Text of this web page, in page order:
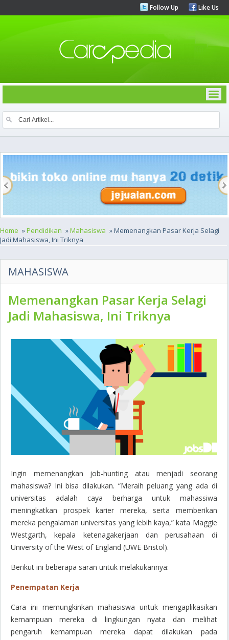
Follow Up Like Us
Home »Pendidikan »Mahasiswa » Memenangkan Pasar Kerja Selagi
Jadi Mahasiswa, Ini Triknya
MAHASISWA
Memenangkan Pasar Kerja Selagi
Jadi Mahasiswa, Ini Triknya
Ingin memenangkan job-hunting atau menjadi seorang
mahasiswa? Ini bisa dilakukan. “Meraih peluang yang ada di
universitas adalah caya berharga untuk mahassiwa
meningkatkan prospek karier mereka, serta memberikan
mereka pengalaman universitas yang lebih kaya,” kata Maggie
Westgarth, kepala ketenagakerjaan dan perusahaan di
University of the West of England (UWE Bristol).
Berikut ini beberapa saran untuk melakukannya:
Penempatan Kerja
Cara ini memungkinkan mahasiswa untuk mengaplikasikan
kemampuan mereka di lingkungan nyata dan melihat
pengaruh kemampuan mereka dapat dilakukan pada